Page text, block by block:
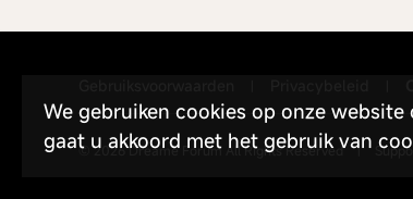
© 2026Dreame Forum All Rights Reserved |
We gebruiken cookies op onze
gaat u akkoord met het gebruik van